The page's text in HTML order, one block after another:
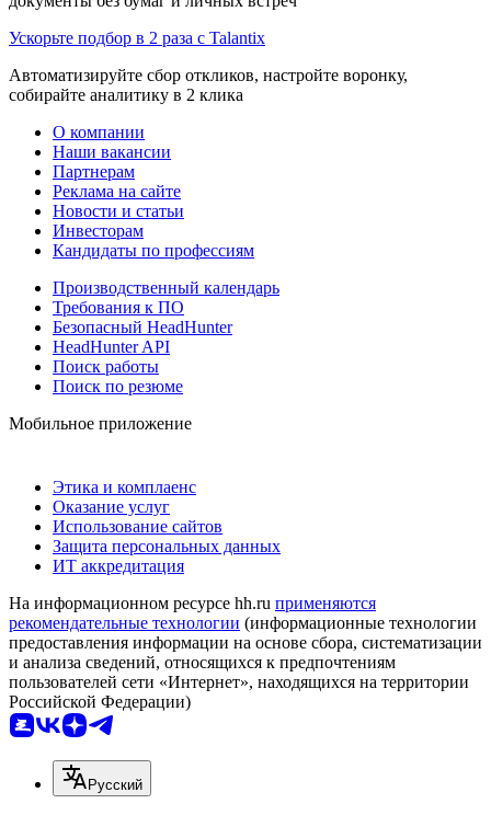
Ускорьте подбор в 2 раза с Talantix
Автоматизируйте сбор откликов, настройте воронку,
собирайте аналитику в 2 клика
О компании
Наши вакансии
Партнерам
Реклама на сайте
Новости и статьи
Инвесторам
Кандидаты по профессиям
Производственный календарь
Требования к ПО
Безопасный HeadHunter
HeadHunter API
Поиск работы
Поиск по резюме
Мобильное приложение
Этика и комплаенс
Оказание услуг
Использование сайтов
Защита персональных данных
ИТ аккредитация
На информационном ресурсе hh.ru применяются
рекомендательные технологии (информационные технологии
предоставления информации на основе сбора, систематизации
и анализа сведений, относящихся к предпочтениям
пользователей сети «Интернет», находящихся на территории
Российской Федерации)
Русский